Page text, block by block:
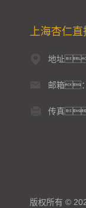
上海杏仁直
地址
邮箱
传真
版权所有 ©